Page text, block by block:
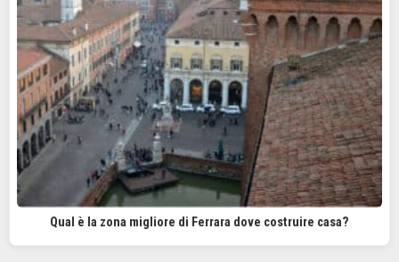
Qual è la zona migliore di Ferrara dove costruire casa?